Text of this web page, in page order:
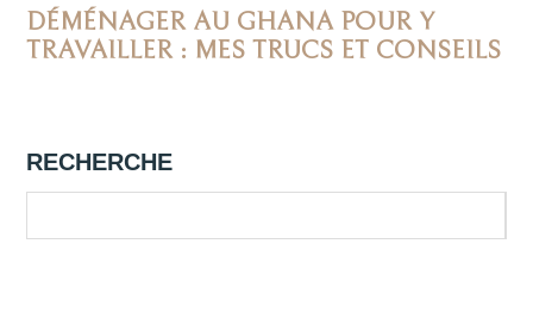
DÉMÉNAGER AU GHANA POUR Y
TRAVAILLER : MES TRUCS ET CONSEILS
RECHERCHE